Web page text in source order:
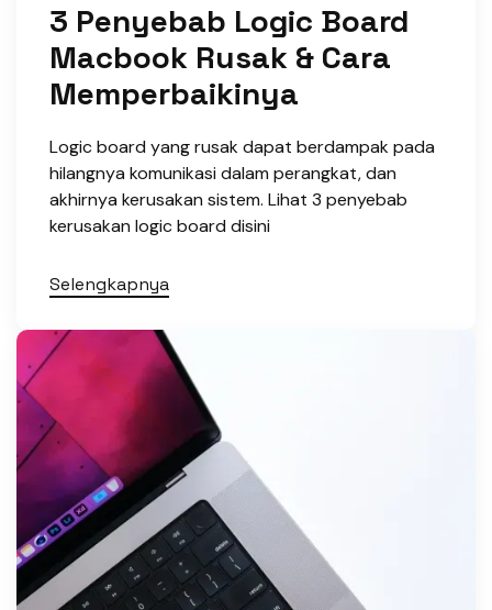
3 Penyebab Logic Board
Macbook Rusak & Cara
Memperbaikinya
Logic board yang rusak dapat berdampak pada
hilangnya komunikasi dalam perangkat, dan
akhirnya kerusakan sistem. Lihat 3 penyebab
kerusakan logic board disini
Selengkapnya